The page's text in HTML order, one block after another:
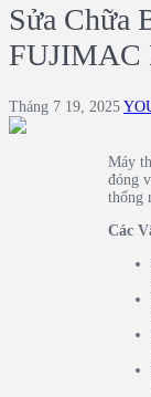
Sửa Chữa
FUJIMAC
Tháng 7 19, 2025
Máy
đóng
thống
Các